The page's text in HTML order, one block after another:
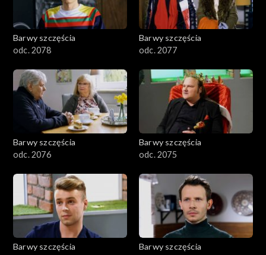
Barwy szczęścia
odc. 2078
Barwy szczęścia
odc. 2077
Barwy szczęścia
odc. 2076
Barwy szczęścia
odc. 2075
Barwy szczęścia
Barwy szczęścia